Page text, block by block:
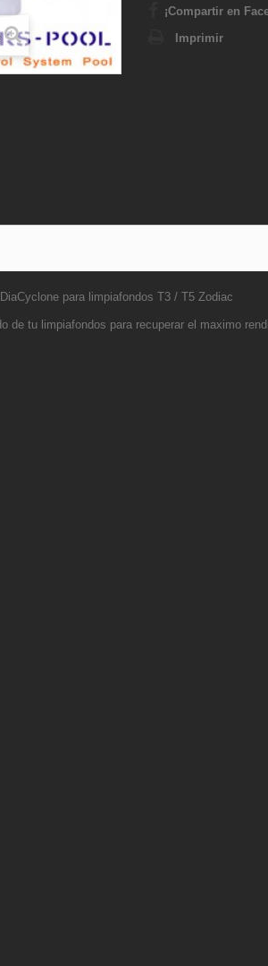
¡Compartir en
Imprimir
para limpiafondos T3 / T5 Zodiac
de tu limpiafondos para recuperar el maximo